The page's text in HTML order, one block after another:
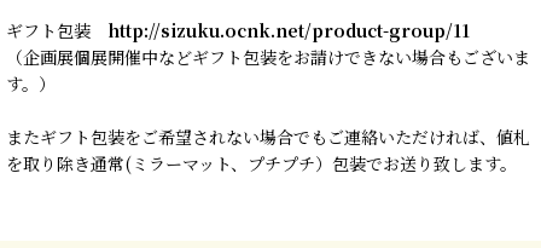
ギフト包装 http://sizuku.ocnk.net/product-group/11
（企画展個展開催中などギフト包装をお請けできない場合もございま
す。）
またギフト包装をご希望されない場合でもご連絡いただければ、値札
を取り除き通常(ミラーマット、プチプチ）包装でお送り致します。